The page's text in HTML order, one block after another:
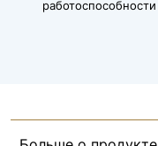
работоспособности